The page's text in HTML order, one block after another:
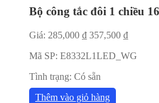
Bộ công tắc đôi 1 chiều
Giá: 285,000 ₫ 357,500 ₫
Mã SP: E8332L1LED_WG
Tình trạng: Có sẵn
Thêm vào giỏ hàng